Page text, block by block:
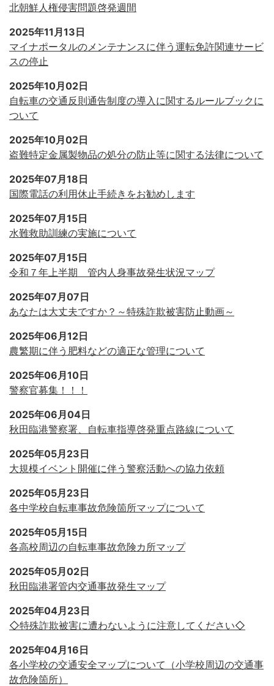
北朝鮮人権侵害問題啓発週間
2025年11月13日
マイナポータルのメンテナンスに伴う運転免許関連サービ
スの停止
2025年10月02日
自転車の交通反則通告制度の導入に関するルールブックに
ついて
2025年10月02日
盗難特定金属製物品の処分の防止等に関する法律について
2025年07月18日
国際電話の利用休止手続きをお勧めします
2025年07月15日
水難救助訓練の実施について
2025年07月15日
令和７年上半期 管内人身事故発生状況マップ
2025年07月07日
あなたは大丈夫ですか？～特殊詐欺被害防止動画～
2025年06月12日
農繁期に伴う肥料などの適正な管理について
2025年06月10日
警察官募集！！！
2025年06月04日
秋田臨港警察署、自転車指導啓発重点路線について
2025年05月23日
大規模イベント開催に伴う警察活動への協力依頼
2025年05月23日
各中学校自転車事故危険箇所マップについて
2025年05月15日
各高校周辺の自転車事故危険カ所マップ
2025年05月02日
秋田臨港署管内交通事故発生マップ
2025年04月23日
◇特殊詐欺被害に遭わないように注意してください◇
2025年04月16日
各小学校の交通安全マップについて（小学校周辺の交通事
故危険箇所）